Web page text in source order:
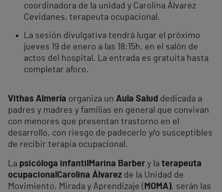
coordinadora de la unidad y Carolina Álvarez
Cevidanes, terapeuta ocupacional.
La sesión divulgativa tendrá lugar el próximo
jueves 19 de enero a las 18:15h. en el salón de
actos del hospital. La entrada es gratuita hasta
completar aforo.
Vithas Almería organiza un Aula Salud dedicada a
padres y madres y familias en general que convivan
con menores que presentan trastorno en el
desarrollo, con riesgo de padecerlo y/o susceptibles
de recibir terapia ocupacional.
La psicóloga infantil Marina Barber y la terapeuta
ocupacional Carolina Álvarez de la Unidad de
Movimiento, Mirada y Aprendizaje ( MOMA), serán las